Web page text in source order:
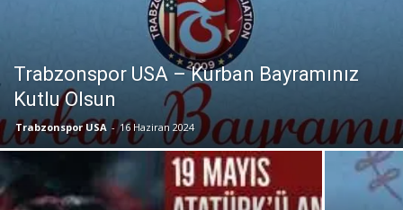
Trabzonspor USA – Kurban Bayramınız
Kutlu Olsun
Trabzonspor USA - 16 Haziran 2024